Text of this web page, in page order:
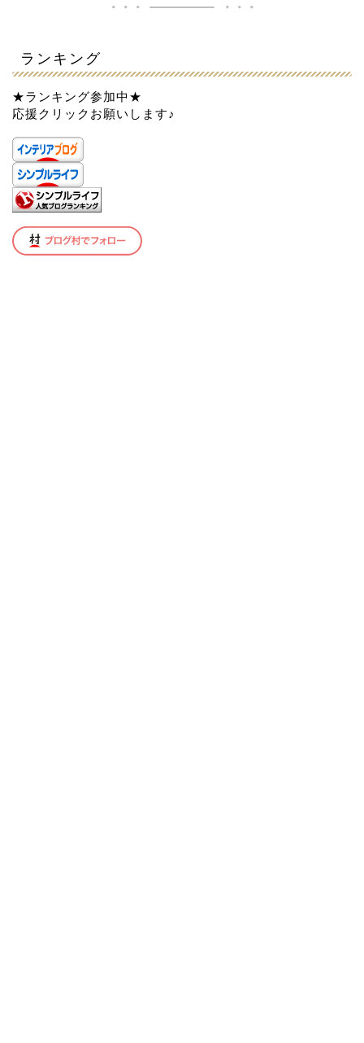
ランキング
★ランキング参加中★
応援クリックお願いします♪